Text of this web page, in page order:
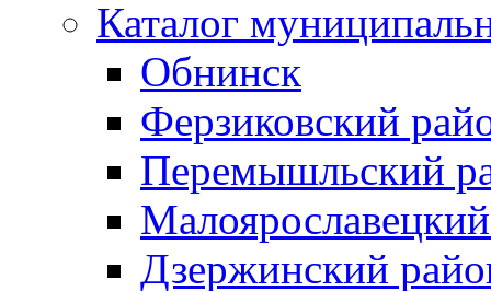
Каталог
Обнинск
Ферзиковский
Перемышльский
Дзержинский